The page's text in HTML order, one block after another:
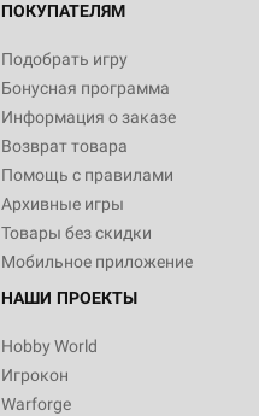
ПОКУПАТЕЛЯМ
Подобрать игру
Бонусная программа
Информация о заказе
Возврат товара
Помощь с правилами
Архивные игры
Товары без скидки
Мобильное приложение
НАШИ ПРОЕКТЫ
Hobby World
Игрокон
Warforge